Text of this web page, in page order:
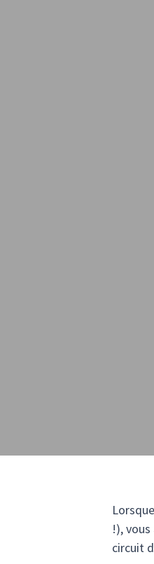
!),
circuit